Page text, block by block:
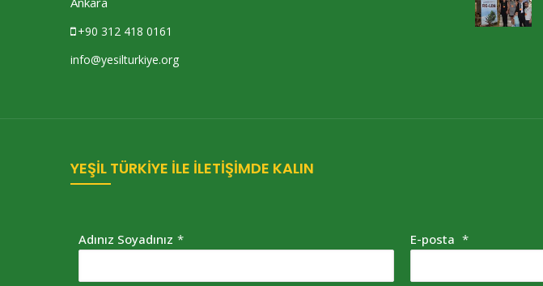
+90 312 418 0161
info@yesilturkiye.org
YEŞİL TÜRKİYE İLE İLETİŞİMDE KALIN
Adınız Soyadınız * E-posta *